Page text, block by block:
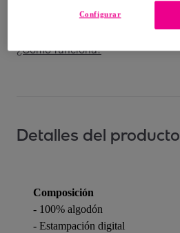
Entrega: Entre el08/08
¿Cómo funciona?
Detalles del producto
Composición
- 100% algodón
- Estampación digital
Configurar